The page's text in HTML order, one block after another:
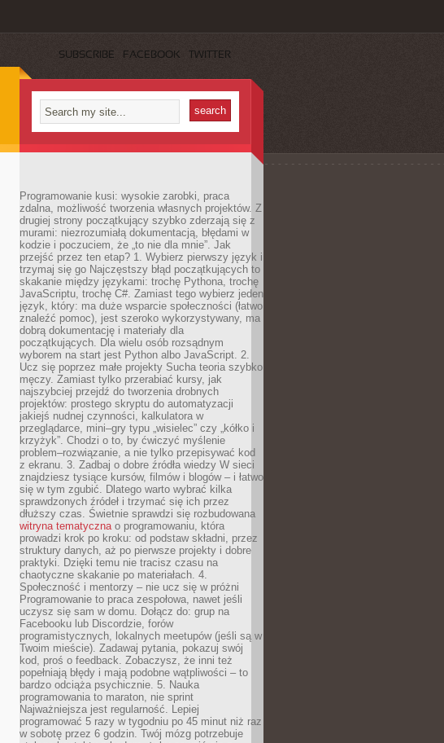
SUBSCRIBE FACEBOOK TWITTER
Programowanie kusi: wysokie zarobki, praca
zdalna, możliwość tworzenia własnych projektów. Z
drugiej strony początkujący szybko zderzają się z
murami: niezrozumiałą dokumentacją, błędami w
kodzie i poczuciem, że „to nie dla mnie”. Jak
przejść przez ten etap? 1. Wybierz pierwszy język i
trzymaj się go Najczęstszy błąd początkujących to
skakanie między językami: trochę Pythona, trochę
JavaScriptu, trochę C#. Zamiast tego wybierz jeden
język, który: ma duże wsparcie społeczności (łatwo
znaleźć pomoc), jest szeroko wykorzystywany, ma
dobrą dokumentację i materiały dla
początkujących. Dla wielu osób rozsądnym
wyborem na start jest Python albo JavaScript. 2.
Ucz się poprzez małe projekty Sucha teoria szybko
męczy. Zamiast tylko przerabiać kursy, jak
najszybciej przejdź do tworzenia drobnych
projektów: prostego skryptu do automatyzacji
jakiejś nudnej czynności, kalkulatora w
przeglądarce, mini–gry typu „wisielec” czy „kółko i
krzyżyk”. Chodzi o to, by ćwiczyć myślenie
problem–rozwiązanie, a nie tylko przepisywać kod
z ekranu. 3. Zadbaj o dobre źródła wiedzy W sieci
znajdziesz tysiące kursów, filmów i blogów – i łatwo
się w tym zgubić. Dlatego warto wybrać kilka
sprawdzonych źródeł i trzymać się ich przez
dłuższy czas. Świetnie sprawdzi się rozbudowana
witryna tematycznao programowaniu, która
prowadzi krok po kroku: od podstaw składni, przez
struktury danych, aż po pierwsze projekty i dobre
praktyki. Dzięki temu nie tracisz czasu na
chaotyczne skakanie po materiałach. 4.
Społeczność i mentorzy – nie ucz się w próżni
Programowanie to praca zespołowa, nawet jeśli
uczysz się sam w domu. Dołącz do: grup na
Facebooku lub Discordzie, forów
programistycznych, lokalnych meetupów (jeśli są w
Twoim mieście). Zadawaj pytania, pokazuj swój
kod, proś o feedback. Zobaczysz, że inni też
popełniają błędy i mają podobne wątpliwości – to
bardzo odciąża psychicznie. 5. Nauka
programowania to maraton, nie sprint
Najważniejsza jest regularność. Lepiej
programować 5 razy w tygodniu po 45 minut niż raz
w sobotę przez 6 godzin. Twój mózg potrzebuje